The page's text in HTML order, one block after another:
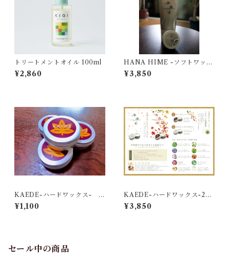
トリートメントオイル 100ml
¥2,860
HANA HIME -ソフトワック
ス- 250g
¥3,850
KAEDE-ハードワックス- 3
6g
¥1,100
KAEDE-ハードワックス-250
g
¥3,850
セール中の商品